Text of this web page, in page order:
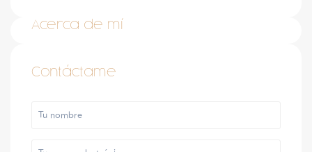
Acerca de mí
Contáctame